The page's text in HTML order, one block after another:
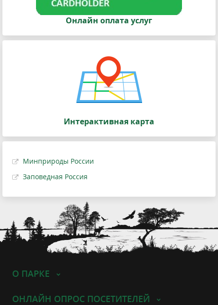
Онлайн оплата услуг
Интерактивная карта
Минприроды России
Заповедная Россия
О ПАРКЕ
ОНЛАЙН ОПРОС ПОСЕТИТЕЛЕЙ